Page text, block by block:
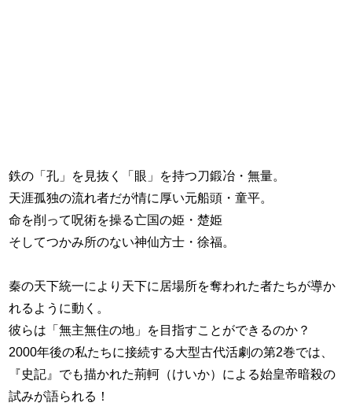
鉄の「孔」を見抜く「眼」を持つ刀鍛冶・無量。
天涯孤独の流れ者だが情に厚い元船頭・童平。
命を削って呪術を操る亡国の姫・楚姫
そしてつかみ所のない神仙方士・徐福。
秦の天下統一により天下に居場所を奪われた者たちが導か
れるように動く。
彼らは「無主無住の地」を目指すことができるのか？
2000年後の私たちに接続する大型古代活劇の第2巻では、
『史記』でも描かれた荊軻（けいか）による始皇帝暗殺の
試みが語られる！